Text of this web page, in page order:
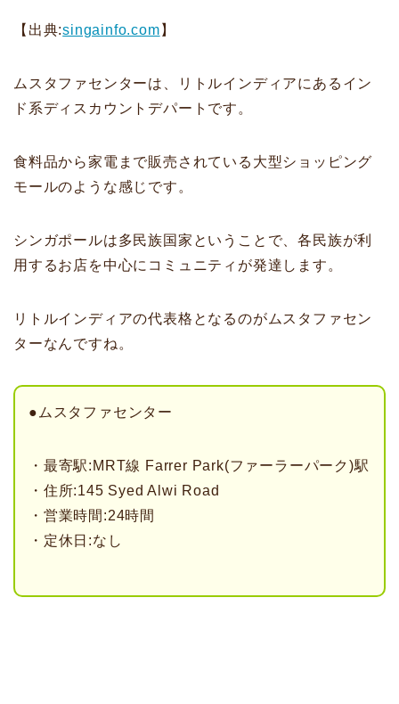
【出典:singainfo.com 】
ムスタファセンターは、リトルインディアにあるイン
ド系ディスカウントデパートです。
食料品から家電まで販売されている大型ショッピング
モールのような感じです。
シンガポールは多民族国家ということで、各民族が利
用するお店を中心にコミュニティが発達します。
リトルインディアの代表格となるのがムスタファセン
ターなんですね。
●ムスタファセンター
・最寄駅:MRT線 Farrer Park(ファーラーパーク)駅
・住所:145 Syed Alwi Road
・営業時間:24時間
・定休日:なし